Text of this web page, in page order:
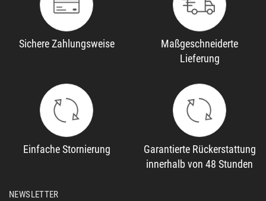
Sichere Zahlungsweise
Maßgeschneiderte
Lieferung
Einfache Stornierung
Garantierte Rückerstattung
innerhalb von 48 Stunden
NEWSLETTER